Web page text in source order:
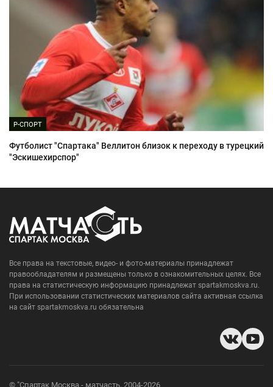
Р-СПОРТ
Футболист "Спартака" Веллитон близок к переходу в турецкий
"Эскишехирспор"
Все права на текстовые, видео- и фото-материалы принадлежат
правообладателям и размещены только в ознакомительных целях. Все
права на статистическую информацию принадлежат spartakmoskva.ru.
При использовании статистических материалов сайта активная ссылка
на сайт spartakmoskva.ru обязательна
© "Спартак Москва - матчасть, 2004-2026